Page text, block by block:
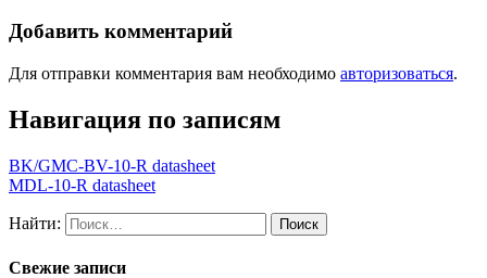
Добавить комментарий
Для отправки комментария вам необходимо авторизоваться.
Навигация по записям
BK/GMC-BV-10-R datasheet
MDL-10-R datasheet
Найти:
Свежие записи